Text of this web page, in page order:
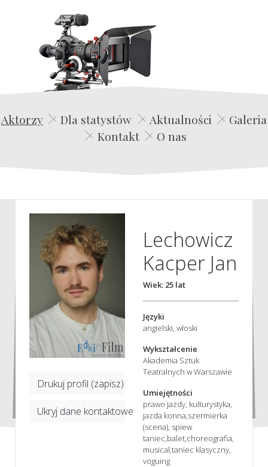
Edwin Film Agencja Aktorska
Aktorzy Dla statystów Aktualności
Galeria
Kontakt
O nas
Drukuj profil (zapisz)
Ukryj dane kontaktowe
Lechowicz
Kacper Jan
Wiek: 25 lat
Języki
angielski, włoski
Wykształcenie
Akademia Sztuk
Teatralnych w Warszawie
Umiejętności
prawo jazdy, kulturystyka,
jazda konna,szermierka
(scena), spiew
taniec,balet,choreografia,
musical,taniec klasyczny,
voguing